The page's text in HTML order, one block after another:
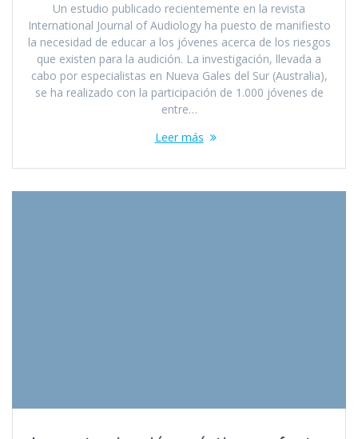
Un estudio publicado recientemente en la revista
International Journal of Audiology ha puesto de manifiesto
la necesidad de educar a los jóvenes acerca de los riesgos
que existen para la audición. La investigación, llevada a
cabo por especialistas en Nueva Gales del Sur (Australia),
se ha realizado con la participación de 1.000 jóvenes de
entre…
Leer más